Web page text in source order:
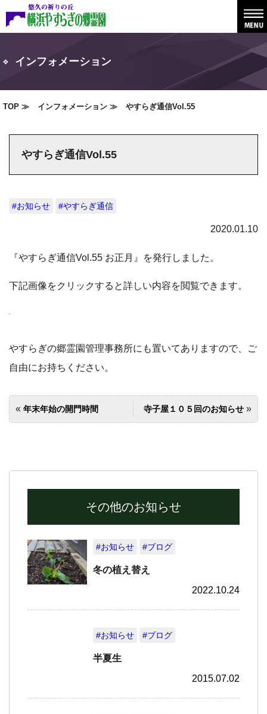
インフォメーション
TOP インフォメーション やすらぎ通信Vol.55
やすらぎ通信Vol.55
#お知らせ #やすらぎ通信
2020.01.10
『やすらぎ通信Vol.55 お正月』を発行しました。
下記画像をクリックすると詳しい内容を閲覧できます。
やすらぎの郷霊園管理事務所にも置いてありますので、ご
自由にお持ちください。
« 年末年始の開門時間 寺子屋１０５回のお知らせ »
その他のお知らせ
#お知らせ #ブログ
冬の植え替え
2022.10.24
#お知らせ #ブログ
半夏生
2015.07.02